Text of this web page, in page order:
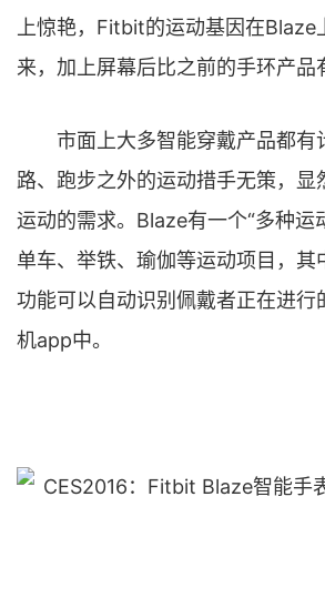
上惊艳，Fitbit的运动基因在Blaze
来，加上屏幕后比之前的手环产品
市面上大多智能穿戴产品都有
路、跑步之外的运动措手无策，显
运动的需求。Blaze有一个“多种运
单车、举铁、瑜伽等运动项目，其
功能可以自动识别佩戴者正在进行
机app中。